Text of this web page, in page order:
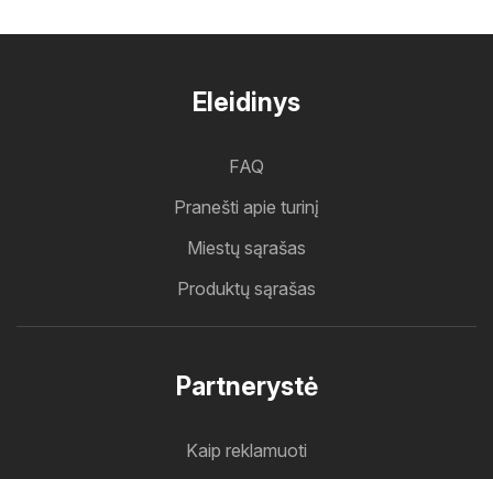
Eleidinys
FAQ
Pranešti apie turinį
Miestų sąrašas
Produktų sąrašas
Partnerystė
Kaip reklamuoti